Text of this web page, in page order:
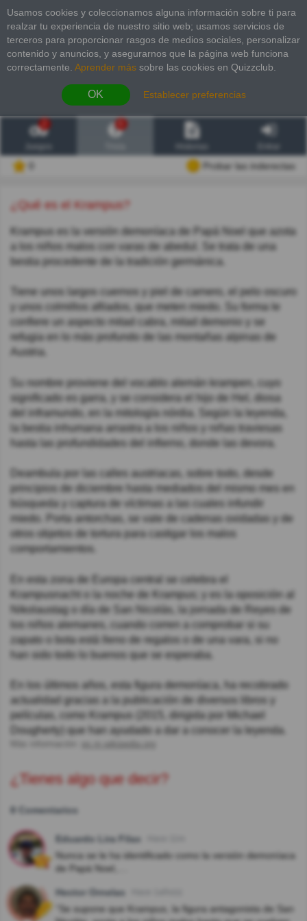
Usamos cookies y coleccionamos alguna información sobre ti para
realzar tu experiencia de nuestro sitio web; usamos servicios de
terceros para proporcionar rasgos de medios sociales, personalizar
contenido y anuncios, y asegurarnos que la página web funciona
correctamente. Aprender más sobre las cookies en Quizzclub.
OK Establecer preferencias
2
Probar las inderectas
¿Qué es el Krampus?
Krampus es la versión demoníaca de Papá Noel que azota
a los niños malos con varas de abedul. Se trata de una
bestia procedente de la tradición germánica.
Tiene unos largos cuernos y piel de carnero, el pelo oscuro
y unos colmillos afilados, que meten miedo. Su forma le
confiere un aspecto mitad cabra, mitad demonio y se
refugia en lo más profundo de las montañas alpinas de
Austria.
Su nombre proviene del vocablo alemán krampen, cuyo
significado es garra, y se considera el hijo de Hel, diosa
del inframundo, en la mitología nórdia. Según la leyenda,
la bestia inhumana arrastra a los niños y niñas traviesas
hasta las profundidades del infierno, donde las devora.
Deambula por las calles austriacas, sobre todo, desde
principios de diciembre hasta mediados del mismo mes en
búsqueda y captura de víctimas a las cuales infundir
miedo. Porta antorchas, se vale de cadenas oxidadas y de
otros objetos de tortura para castigar los malos
comportamientos.
En esta zona de Europa central se celebra el
Krampusnacht o la noche de Krampus; y es la oposición al
Nikolaustag o día de San Nicolás, la jornada de Reyes de
los niños alemanes, cuando corren a comprobar si su
zapato o bota está lleno de regalos o de una vara, si no
han sido todo lo buenos que se esperaba.
En los últimos años, esta figura demoníaca, ha recobrado
actualidad gracias a la publicación de diversos libros y
películas, como Krampus (2015, dirigida por Michael
Dougherty) que han ayudado a dar a conocer la leyenda.
¿Tienes algo que decir?
8 Comentarios
Eduardo Lira Filax
Nunca se le ha identificado como la versión demoníaca
de Papá Noel,....
Hector Ornelas
“Se supone que Krampus, la figura antagonista de San